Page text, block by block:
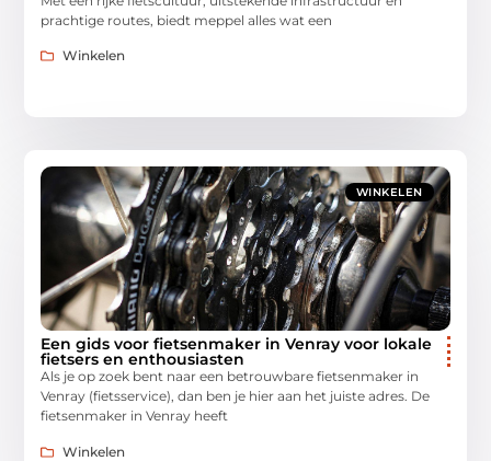
prachtige routes, biedt meppel alles wat een
Winkelen
WINKELEN
Een gids voor fietsenmaker in Venray voor lokale
fietsers en enthousiasten
Als je op zoek bent naar een betrouwbare fietsenmaker in
Venray (fietsservice), dan ben je hier aan het juiste adres. De
fietsenmaker in Venray heeft
Winkelen